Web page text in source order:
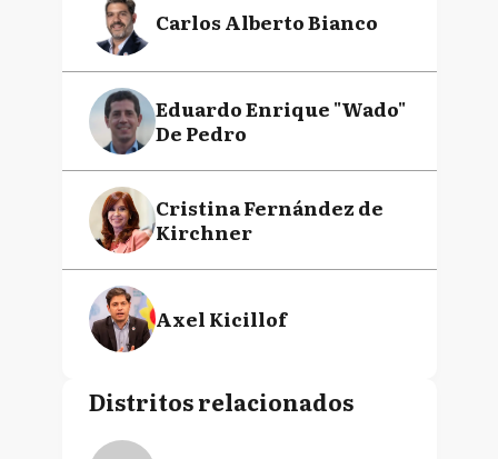
Carlos Alberto Bianco
Eduardo Enrique "Wado"
De Pedro
Cristina Fernández de
Kirchner
Axel Kicillof
Distritos relacionados